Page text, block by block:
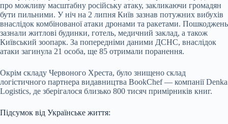
про можливу масштабну російську атаку, закликаючи громадян
бути пильними. У ніч на 2 липня Київ зазнав потужних вибухів
внаслідок комбінованої атаки дронами та ракетами. Пошкоджень
зазнали житлові будинки, готель, медичний заклад, а також
Київський зоопарк. За попередніми даними ДСНС, внаслідок
атаки загинула 21 особа, ще 85 отримали поранення.
Окрім складу Червоного Хреста, було знищено склад
логістичного партнера видавництва BookChef — компанії Denka
Logistics, де зберігалося близько 800 тисяч примірників книг.
Підсумок від Українське життя: